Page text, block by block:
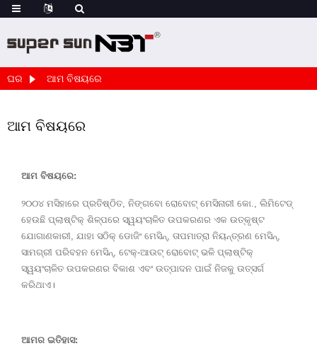
ଘର ଆମ ବିଷୟରେ
ଆମ ବିଷୟରେ
ଆମ ବିଷୟରେ:
୨୦୦୪ ମସିହାରେ ପ୍ରତିଷ୍ଠିତ, ନିଙ୍ଗବୋ ରୋବୋଟ୍ ମେସିନାରୀ କୋ., ଲିମିଟେଡ୍
ହେଉଛି ପ୍ଲାଷ୍ଟିକ୍ ଶିଳ୍ପରେ ସ୍ୱୟଂଚାଳିତ ଉପକରଣର ଏକ ଉତ୍କୃଷ୍ଟ
ଯୋଗାଣକାରୀ, ଯାହା ସଠିକ୍ ଡୋଜିଂ ମେସିନ୍, ତାପମାତ୍ରା ନିୟନ୍ତ୍ରଣ ମେସିନ୍,
ସାମଗ୍ରୀ ପରିବହନ ମେସିନ୍, ଟେକ୍-ଆଉଟ୍ ରୋବୋଟ୍ ଭଳି ପ୍ଲାଷ୍ଟିକ୍
ସ୍ୱୟଂଚାଳିତ ଉପକରଣର ବିକାଶ ଏବଂ ଉତ୍ପାଦନ ପାଇଁ ନିଜକୁ ଉତ୍ସର୍ଗ
କରିଥାଏ।
ଆମର ଇତିହାସ: